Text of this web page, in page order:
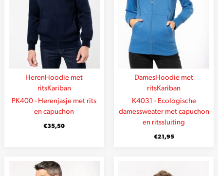
HerenHoodie met
ritsKariban
PK400 - Herenjasje met rits
en capuchon
€35,50
DamesHoodie met
ritsKariban
K4031 - Ecologische
damessweater met capuchon
en ritssluiting
€21,95